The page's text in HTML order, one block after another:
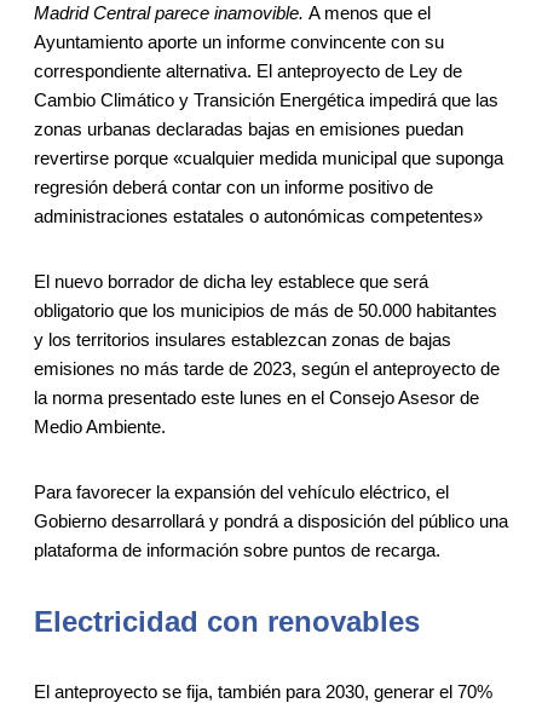
Madrid Central parece inamovible. A menos que el
Ayuntamiento aporte un informe convincente con su
correspondiente alternativa. El anteproyecto de Ley de
Cambio Climático y Transición Energética impedirá que las
zonas urbanas declaradas bajas en emisiones puedan
revertirse porque «cualquier medida municipal que suponga
regresión deberá contar con un informe positivo de
administraciones estatales o autonómicas competentes»
El nuevo borrador de dicha ley establece que será
obligatorio que los municipios de más de 50.000 habitantes
y los territorios insulares establezcan zonas de bajas
emisiones no más tarde de 2023, según el anteproyecto de
la norma presentado este lunes en el Consejo Asesor de
Medio Ambiente.
Para favorecer la expansión del vehículo eléctrico, el
Gobierno desarrollará y pondrá a disposición del público una
plataforma de información sobre puntos de recarga.
Electricidad con renovables
El anteproyecto se fija, también para 2030, generar el 70%